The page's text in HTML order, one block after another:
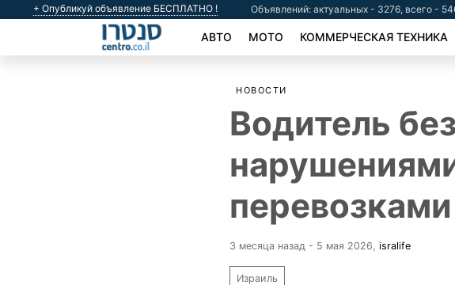
+ Опубликуй объявление БЕСПЛАТНО ! Объявлений: актуальных - 3276, всего -
АВТО МОТО КОММЕРЧЕСКАЯ ТЕХНИКА
НОВОСТИ
Водитель
3 месяца назад - 5 мая 2026 ,isralife
Израиль